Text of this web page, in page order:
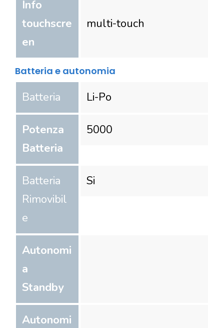
Info
touchscre
en
multi-touch
Batteria e autonomia
Batteria Li-Po
Potenza
Batteria
5000
Batteria
Rimovibil
e
Si
Autonomi
a
Standby
Autonomi